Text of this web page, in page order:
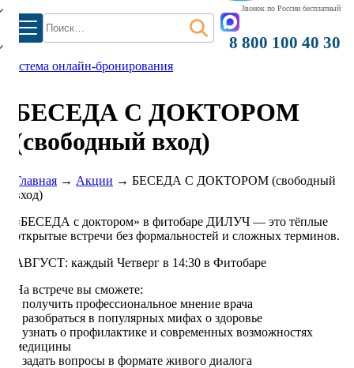
Найти:
Звонок по России бесплатный
8 800 100 40 30
система онлайн-бронирования
БЕСЕДА С ДОКТОРОМ
(свободный вход)
Главная → Акции → БЕСЕДА С ДОКТОРОМ (свободный
вход)
«БЕСЕДА с доктором» в фитобаре ДИЛУЧ — это тёплые
открытые встречи без формальностей и сложных терминов.
АВГУСТ: каждый Четверг в 14:30 в Фитобаре
На встрече вы сможете:
• получить профессиональное мнение врача
• разобраться в популярных мифах о здоровье
• узнать о профилактике и современных возможностях
медицины
• задать вопросы в формате живого диалога